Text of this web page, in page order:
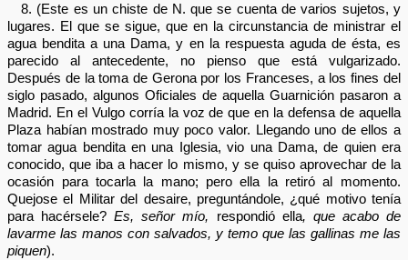
8. (Este es un chiste de N. que se cuenta de varios sujetos, y
lugares. El que se sigue, que en la circunstancia de ministrar el
agua bendita a una Dama, y en la respuesta aguda de ésta, es
parecido al antecedente, no pienso que está vulgarizado.
Después de la toma de Gerona por los Franceses, a los fines del
siglo pasado, algunos Oficiales de aquella Guarnición pasaron a
Madrid. En el Vulgo corría la voz de que en la defensa de aquella
Plaza habían mostrado muy poco valor. Llegando uno de ellos a
tomar agua bendita en una Iglesia, vio una Dama, de quien era
conocido, que iba a hacer lo mismo, y se quiso aprovechar de la
ocasión para tocarla la mano; pero ella la retiró al momento.
Quejose el Militar del desaire, preguntándole, ¿qué motivo tenía
para hacérsele?Es, señor mío, respondió ella, que acabo de
lavarme las manos con salvados, y temo que las gallinas me las
piquen).